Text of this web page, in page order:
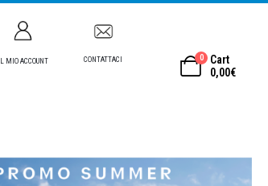
IL MIO ACCOUNT CONTATTACI 0
Cart
0,00€